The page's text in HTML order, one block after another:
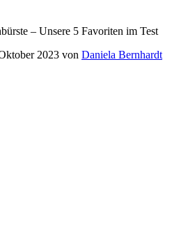
– Unsere 5 Favoriten im Test
2023 von Daniela Bernhardt